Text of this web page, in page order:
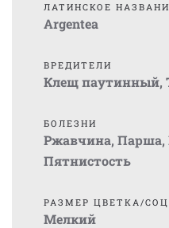
ЛАТИНСКОЕ
Argentea
ВРЕДИТЕЛИ
Клещ паутинный,
БОЛЕЗНИ
Ржавчина, Парша,
Пятнистость
РАЗМЕР ЦВЕТКА/
Мелкий